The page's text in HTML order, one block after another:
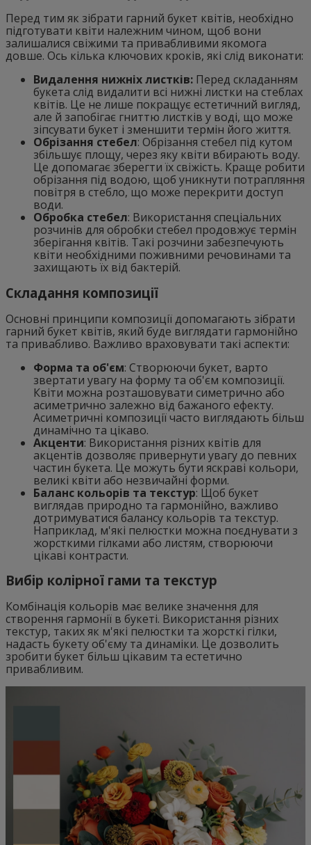
Перед тим як зібрати гарний букет квітів, необхідно
підготувати квіти належним чином, щоб вони
залишалися свіжими та привабливими якомога
довше. Ось кілька ключових кроків, які слід виконати:
Видалення нижніх листків: Перед складанням
букета слід видалити всі нижні листки на стеблах
квітів. Це не лише покращує естетичний вигляд,
але й запобігає гниттю листків у воді, що може
зіпсувати букет і зменшити термін його життя.
Обрізання стебел: Обрізання стебел під кутом
збільшує площу, через яку квіти вбирають воду.
Це допомагає зберегти їх свіжість. Краще робити
обрізання під водою, щоб уникнути потрапляння
повітря в стебло, що може перекрити доступ
води.
Обробка стебел: Використання спеціальних
розчинів для обробки стебел продовжує термін
зберігання квітів. Такі розчини забезпечують
квіти необхідними поживними речовинами та
захищають їх від бактерій.
Складання композиції
Основні принципи композиції допомагають зібрати
гарний букет квітів, який буде виглядати гармонійно
та привабливо. Важливо враховувати такі аспекти:
Форма та об'єм: Створюючи букет, варто
звертати увагу на форму та об'єм композиції.
Квіти можна розташовувати симетрично або
асиметрично залежно від бажаного ефекту.
Асиметричні композиції часто виглядають більш
динамічно та цікаво.
Акценти: Використання різних квітів для
акцентів дозволяє привернути увагу до певних
частин букета. Це можуть бути яскраві кольори,
великі квіти або незвичайні форми.
Баланс кольорів та текстур: Щоб букет
виглядав природно та гармонійно, важливо
дотримуватися балансу кольорів та текстур.
Наприклад, м'які пелюстки можна поєднувати з
жорсткими гілками або листям, створюючи
цікаві контрасти.
Вибір колірної гами та текстур
Комбінація кольорів має велике значення для
створення гармонії в букеті. Використання різних
текстур, таких як м'які пелюстки та жорсткі гілки,
надасть букету об'єму та динаміки. Це дозволить
зробити букет більш цікавим та естетично
привабливим.